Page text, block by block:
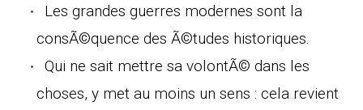
Les grandes guerres modernes sont la
consÃ©quence des Ã©tudes historiques.
Qui ne sait mettre sa volontÃ© dans les
choses, y met au moins un sens : cela revient